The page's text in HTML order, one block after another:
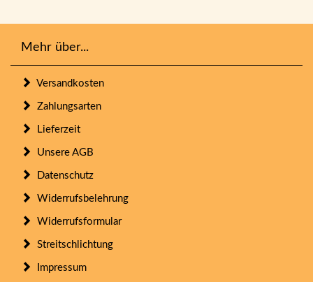
Mehr über...
Versandkosten
Zahlungsarten
Lieferzeit
Unsere AGB
Datenschutz
Widerrufsbelehrung
Widerrufsformular
Streitschlichtung
Impressum